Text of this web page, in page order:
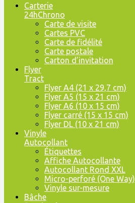
Carterie
24hChrono
Carte de visite
Cartes PVC
Carte de fidélité
Carte postale
Carton d’invitation
Flyer
Tract
Flyer A4 (21 x 29,7 cm)
Flyer A5 (15 x 21 cm)
Flyer A6 (10 x 15 cm)
Flyer carré (15 x 15 cm)
Flyer DL (10 x 21 cm)
Vinyle
Autocollant
Étiquettes
Affiche Autocollante
Autocollant Rond XXL
Micro-perforé (One Way)
Vinyle sur-mesure
Bâche